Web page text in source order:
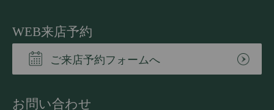
WEB来店予約
ご来店予約フォームへ
お問い合わせ